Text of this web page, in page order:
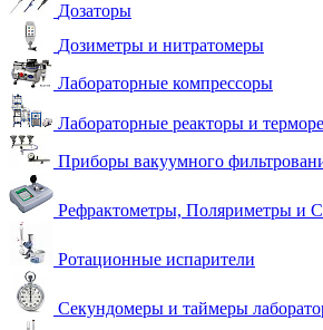
Дозаторы
Дозиметры и нитратомеры
Лабораторные компрессоры
Лабораторные реакторы и
Приборы вакуумного
Рефрактометры, Поляриметры и
Ротационные испарители
Секундомеры и таймеры